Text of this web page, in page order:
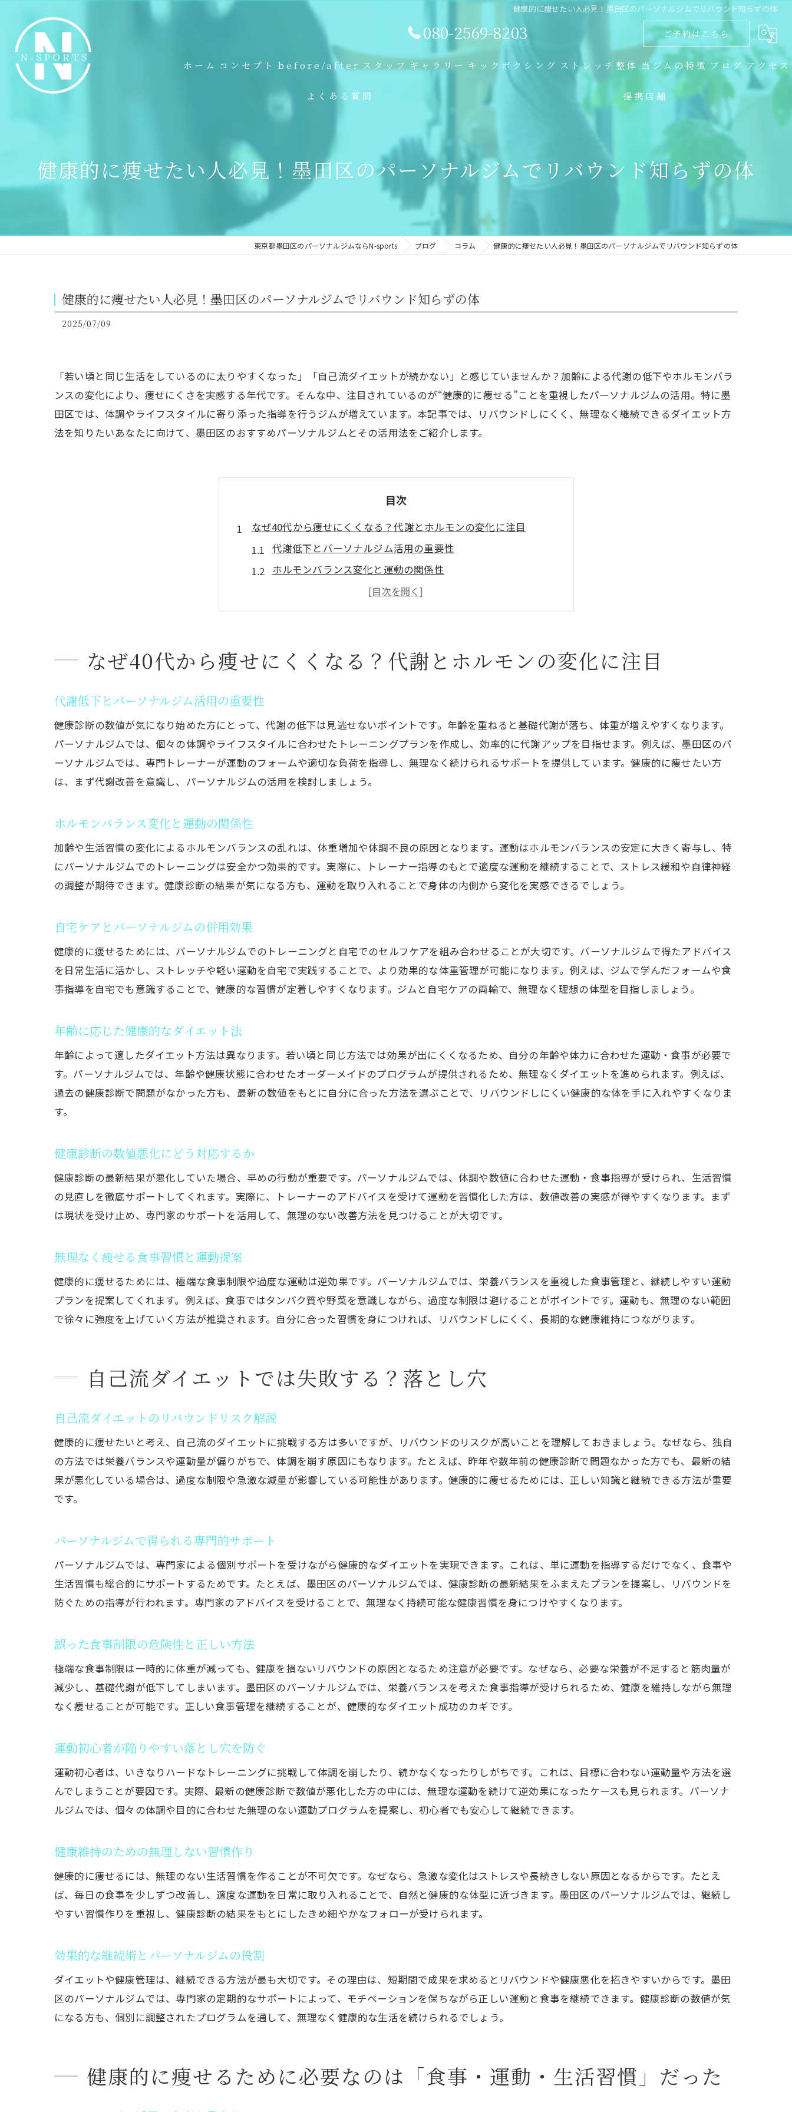
健康的に痩せたい人必見！墨田区のパーソナルジムでリバウンド知らずの体
080-2569-8203 ご予約はこちら
ホーム コンセプト before/after スタッフ ギャラリー キックボクシング ストレッチ整体 当ジムの特徴
キックボクシング
トレーニング
ブログ アクセス
よくある質問 提携店舗
健康的に痩せたい人必見！墨田区のパーソナルジムでリバウンド知らずの体
東京都墨田区のパーソナルジムならN-sports ブログ コラム 健康的に痩せたい人必見！墨田区のパーソナルジムでリバウンド知らずの体
健康的に痩せたい人必見！墨田区のパーソナルジムでリバウンド知らずの体
2025/07/09
「若い頃と同じ生活をしているのに太りやすくなった」「自己流ダイエットが続かない」と感じていませんか？加齢による代謝の低下やホルモンバラ
ンスの変化により、痩せにくさを実感する年代です。そんな中、注目されているのが“健康的に痩せる”ことを重視したパーソナルジムの活用。特に墨
田区では、体調やライフスタイルに寄り添った指導を行うジムが増えています。本記事では、リバウンドしにくく、無理なく継続できるダイエット方
法を知りたいあなたに向けて、墨田区のおすすめパーソナルジムとその活用法をご紹介します。
目次
なぜ40代から痩せにくくなる？代謝とホルモンの変化に注目
代謝低下とパーソナルジム活用の重要性
ホルモンバランス変化と運動の関係性
自宅ケアとパーソナルジムの併用効果
年齢に応じた健康的なダイエット法
無理なく痩せる食事習慣と運動提案
自己流ダイエットでは失敗する？落とし穴
パーソナルジムで得られる専門的サポート
誤った食事制限の危険性と正しい方法
運動初心者が陥りやすい落とし穴を防ぐ
健康維持のための無理しない習慣作り
健康的に痩せるために必要なのは「食事・運動・生活習慣」だった
パーソナルジム活用で食事を見直すコツ
運動不足解消と生活リズムの整え方
健康診断数値改善に役立つ生活習慣
無理しない健康的な体づくりの秘訣
パーソナルジムが選ばれる3つの理由とは？
個別指導で続けやすいパーソナルジム
運動初心者でも安心して始められる環境
健康診断数値を意識した指導の魅力
目標達成を支える三つの強みとは
パーソナルジムで運動習慣を根付かせる
通いやすさ重視のジム活用アドバイス
パーソナルジム体験者のリアルな変化
健康診断数値改善への具体的な実践例
継続することで得られた生活の変化
運動が苦手でも大丈夫？無理なく続けられるプログラムとは
運動初心者向けパーソナルジムの工夫
無理せず続く健康的な運動プログラム
一人ひとりに合った続けやすい指導
苦手意識を克服するための習慣化方法
まずは体験から！ジム通いを始める前に知っておきたいこと
パーソナルジム体験で得られる安心感
健康的に痩せるための初回カウンセリング
健康診断結果を活かすアドバイスとは
無理なく続けるコツと体験活用法
なぜ40代から痩せにくくなる？代謝とホルモンの変化に注目
代謝低下とパーソナルジム活用の重要性
健康診断の数値が気になり始めた方にとって、代謝の低下は見逃せないポイントです。年齢を重ねると基礎代謝が落ち、体重が増えやすくなります。
パーソナルジムでは、個々の体調やライフスタイルに合わせたトレーニングプランを作成し、効率的に代謝アップを目指せます。例えば、墨田区のパ
ーソナルジムでは、専門トレーナーが運動のフォームや適切な負荷を指導し、無理なく続けられるサポートを提供しています。健康的に痩せたい方
は、まず代謝改善を意識し、パーソナルジムの活用を検討しましょう。
ホルモンバランス変化と運動の関係性
加齢や生活習慣の変化によるホルモンバランスの乱れは、体重増加や体調不良の原因となります。運動はホルモンバランスの安定に大きく寄与し、特
にパーソナルジムでのトレーニングは安全かつ効果的です。実際に、トレーナー指導のもとで適度な運動を継続することで、ストレス緩和や自律神経
の調整が期待できます。健康診断の結果が気になる方も、運動を取り入れることで身体の内側から変化を実感できるでしょう。
自宅ケアとパーソナルジムの併用効果
健康的に痩せるためには、パーソナルジムでのトレーニングと自宅でのセルフケアを組み合わせることが大切です。パーソナルジムで得たアドバイス
を日常生活に活かし、ストレッチや軽い運動を自宅で実践することで、より効果的な体重管理が可能になります。例えば、ジムで学んだフォームや食
事指導を自宅でも意識することで、健康的な習慣が定着しやすくなります。ジムと自宅ケアの両輪で、無理なく理想の体型を目指しましょう。
年齢に応じた健康的なダイエット法
年齢によって適したダイエット方法は異なります。若い頃と同じ方法では効果が出にくくなるため、自分の年齢や体力に合わせた運動・食事が必要で
す。パーソナルジムでは、年齢や健康状態に合わせたオーダーメイドのプログラムが提供されるため、無理なくダイエットを進められます。例えば、
過去の健康診断で問題がなかった方も、最新の数値をもとに自分に合った方法を選ぶことで、リバウンドしにくい健康的な体を手に入れやすくなりま
す。
健康診断の数値悪化にどう対応するか
健康診断の最新結果が悪化していた場合、早めの行動が重要です。パーソナルジムでは、体調や数値に合わせた運動・食事指導が受けられ、生活習慣
の見直しを徹底サポートしてくれます。実際に、トレーナーのアドバイスを受けて運動を習慣化した方は、数値改善の実感が得やすくなります。まず
は現状を受け止め、専門家のサポートを活用して、無理のない改善方法を見つけることが大切です。
無理なく痩せる食事習慣と運動提案
健康的に痩せるためには、極端な食事制限や過度な運動は逆効果です。パーソナルジムでは、栄養バランスを重視した食事管理と、継続しやすい運動
プランを提案してくれます。例えば、食事ではタンパク質や野菜を意識しながら、過度な制限は避けることがポイントです。運動も、無理のない範囲
で徐々に強度を上げていく方法が推奨されます。自分に合った習慣を身につければ、リバウンドしにくく、長期的な健康維持につながります。
自己流ダイエットでは失敗する？落とし穴
自己流ダイエットのリバウンドリスク解説
健康的に痩せたいと考え、自己流のダイエットに挑戦する方は多いですが、リバウンドのリスクが高いことを理解しておきましょう。なぜなら、独自
の方法では栄養バランスや運動量が偏りがちで、体調を崩す原因にもなります。たとえば、昨年や数年前の健康診断で問題なかった方でも、最新の結
果が悪化している場合は、過度な制限や急激な減量が影響している可能性があります。健康的に痩せるためには、正しい知識と継続できる方法が重要
です。
パーソナルジムで得られる専門的サポート
パーソナルジムでは、専門家による個別サポートを受けながら健康的なダイエットを実現できます。これは、単に運動を指導するだけでなく、食事や
生活習慣も総合的にサポートするためです。たとえば、墨田区のパーソナルジムでは、健康診断の最新結果をふまえたプランを提案し、リバウンドを
防ぐための指導が行われます。専門家のアドバイスを受けることで、無理なく持続可能な健康習慣を身につけやすくなります。
誤った食事制限の危険性と正しい方法
極端な食事制限は一時的に体重が減っても、健康を損ないリバウンドの原因となるため注意が必要です。なぜなら、必要な栄養が不足すると筋肉量が
減少し、基礎代謝が低下してしまいます。墨田区のパーソナルジムでは、栄養バランスを考えた食事指導が受けられるため、健康を維持しながら無理
なく痩せることが可能です。正しい食事管理を継続することが、健康的なダイエット成功のカギです。
運動初心者が陥りやすい落とし穴を防ぐ
運動初心者は、いきなりハードなトレーニングに挑戦して体調を崩したり、続かなくなったりしがちです。これは、目標に合わない運動量や方法を選
んでしまうことが要因です。実際、最新の健康診断で数値が悪化した方の中には、無理な運動を続けて逆効果になったケースも見られます。パーソナ
ルジムでは、個々の体調や目的に合わせた無理のない運動プログラムを提案し、初心者でも安心して継続できます。
健康維持のための無理しない習慣作り
健康的に痩せるには、無理のない生活習慣を作ることが不可欠です。なぜなら、急激な変化はストレスや長続きしない原因となるからです。たとえ
ば、毎日の食事を少しずつ改善し、適度な運動を日常に取り入れることで、自然と健康的な体型に近づきます。墨田区のパーソナルジムでは、継続し
やすい習慣作りを重視し、健康診断の結果をもとにしたきめ細やかなフォローが受けられます。
効果的な継続術とパーソナルジムの役割
ダイエットや健康管理は、継続できる方法が最も大切です。その理由は、短期間で成果を求めるとリバウンドや健康悪化を招きやすいからです。墨田
区のパーソナルジムでは、専門家の定期的なサポートによって、モチベーションを保ちながら正しい運動と食事を継続できます。健康診断の数値が気
になる方も、個別に調整されたプログラムを通して、無理なく健康的な生活を続けられるでしょう。
健康的に痩せるために必要なのは「食事・運動・生活習慣」だった